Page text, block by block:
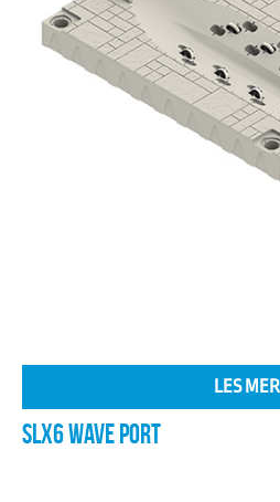
LES MER
SLX6 WAVE PORT